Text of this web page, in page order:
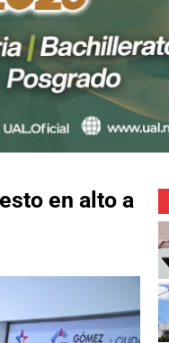
en alto a